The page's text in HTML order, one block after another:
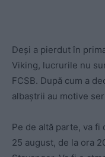
Deși a pierdut în
Viking, lucrurile nu
FCSB. După cum a
albaștrii au motive
Pe de altă parte, va
25 august, de la ora